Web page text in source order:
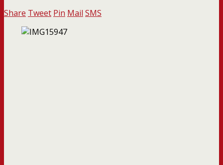
Share Tweet Pin Mail SMS